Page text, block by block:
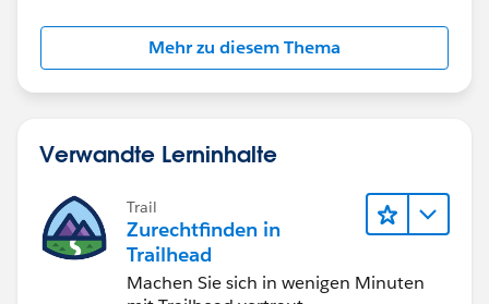
Mehr zu diesem Thema
Verwandte Lerninhalte
Trail
Zurechtfinden in
Trailhead
Machen Sie sich in wenigen Minuten